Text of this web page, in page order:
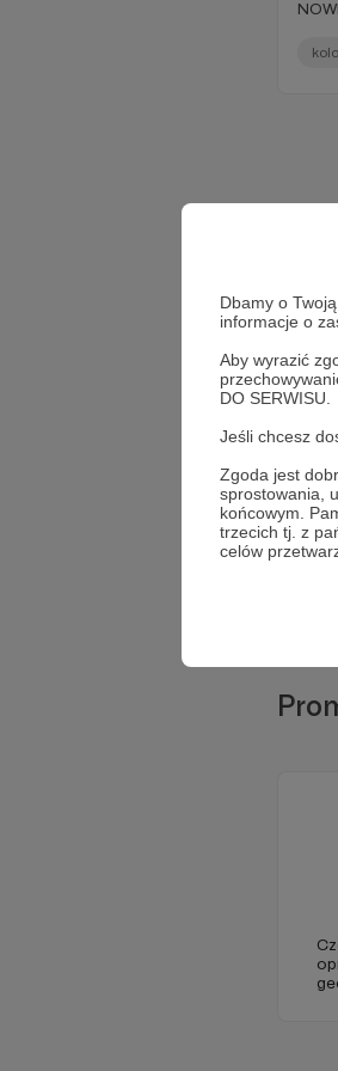
Dbamy o
informacje o
Aby wyrazić
DO SERWISU.
Jeśli chcesz
Zgoda jest
sprostowania,
końcowym.
trzecich tj. z
celów